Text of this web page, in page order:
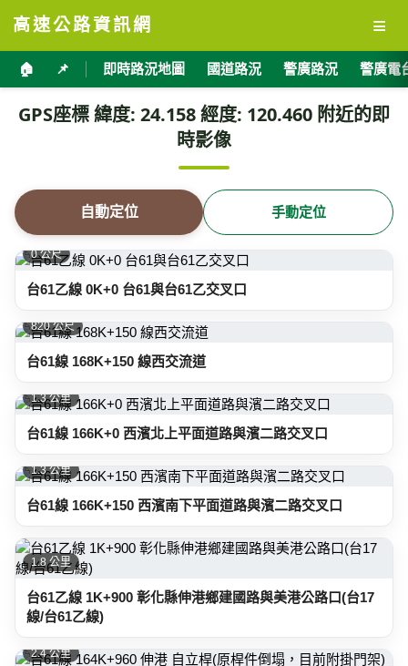
高速公路資訊網 ≡
🏠 📌 即時路況地圖 國道路況 警廣路況 警廣電
GPS座標 緯度: 24.158 經度: 120.460 附近的即
時影像
自動定位 手動定位
0 公尺
台61乙線 0K+0 台61與台61乙交叉口
820 公尺
台61線 168K+150 線西交流道
1.3 公里
台61線 166K+0 西濱北上平面道路與濱二路交叉口
1.3 公里
台61線 166K+150 西濱南下平面道路與濱二路交叉口
1.8 公里
台61乙線 1K+900 彰化縣伸港鄉建國路與美港公路口(台17
線/台61乙線)
2.4 公里